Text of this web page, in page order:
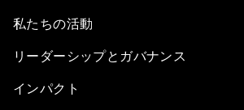
私たちの活動
リーダーシップとガバナンス
インパクト